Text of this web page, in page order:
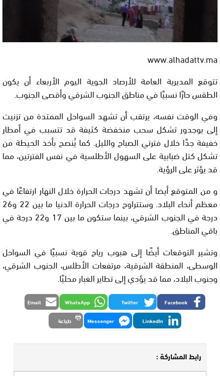
www.alhadattv.ma
تتوقع المديرية العامة للأرصاد الجوية اليوم الأربعاء أن يكون
الطقس حارًا نسبيًا في مناطق الجنوب الشرقي وأقصى الجنوب.
وفي الوقت نفسه، يرتقب أن تشهد السواحل الممتدة من تزنيت
إلى بوجدور تشكل سحب منخفضة كثيفة قد تتسبب في أمطار
خفيفة جدًا خلال فترتي الصباح والليل. كما يُنصح بأخذ الحيطة من
تشكل كتل ضبابية على السهول الأطلسية في نفس الفترتين، مما
قد يؤثر على الرؤية.
و من المتوقع أيضا أن تشهد درجات الحرارة خلال النهار ارتفاعًا في
معظم أنحاء البلاد. وستتراوح درجات الحرارة الدنيا ما بين 22 و26
درجة في الجنوب الشرقي، بينما ستكون ما بين 17 و22 درجة في
باقي المناطق.
وتشير التوقعات أيضًا إلى هبوب رياح قوية نسبيًا في السواحل
الوسطى، المنطقة الشرقية، مرتفعات الأطلس، الجنوب الشرقي،
وجنوب البلاد، مما قد يؤدي إلى تطاير الغبار محليًا.
Facebook
Twitter
WhatsApp
Email
LinkedIn
Messenger طباعة
رابط المشاركة :